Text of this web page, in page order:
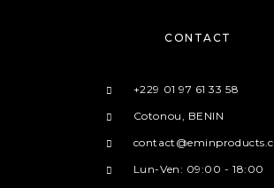
CONTACT
+229 01 97 61 33 58
Cotonou, BENIN
Lun-Ven: 09:00 - 18:00